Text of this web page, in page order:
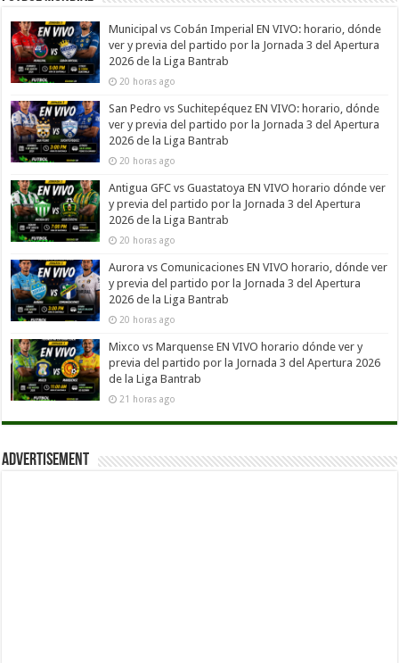
Municipal vs Cobán Imperial EN VIVO: horario, dónde
ver y previa del partido por la Jornada 3 del Apertura
2026 de la Liga Bantrab
20 horas ago
San Pedro vs Suchitepéquez EN VIVO: horario, dónde
ver y previa del partido por la Jornada 3 del Apertura
2026 de la Liga Bantrab
20 horas ago
Antigua GFC vs Guastatoya EN VIVO horario dónde ver
y previa del partido por la Jornada 3 del Apertura
2026 de la Liga Bantrab
20 horas ago
Aurora vs Comunicaciones EN VIVO horario, dónde ver
y previa del partido por la Jornada 3 del Apertura
2026 de la Liga Bantrab
20 horas ago
Mixco vs Marquense EN VIVO horario dónde ver y
previa del partido por la Jornada 3 del Apertura 2026
de la Liga Bantrab
21 horas ago
Advertisement